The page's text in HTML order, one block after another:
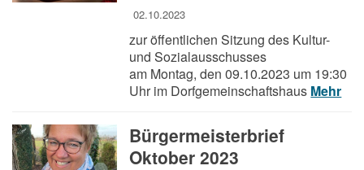
02.10.2023
zur öffentlichen Sitzung des Kultur-
und Sozialausschusses
am Montag, den 09.10.2023 um 19:30
Uhr im Dorfgemeinschaftshaus Mehr
Bürgermeisterbrief
Oktober 2023